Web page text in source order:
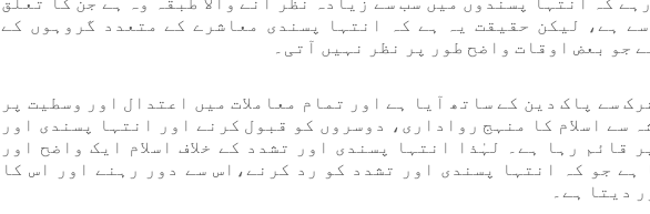
ہے، لیکن حقیقت یہ ہے کہ انتہا پسندی معاشرے کے متعدد گروہوں کے
جو بعض اوقات واضح طور پر نظر نہیں آتی۔
سے پاک دین کے ساتھ آیا ہے اور تمام معاملات میں اعتدال اور وسطیت پر
سے اسلام کا منہج رواداری، دوسروں کو قبول کرنے اور انتہا پسندی اور
قائم رہا ہے۔ لہٰذا انتہا پسندی اور تشدد کے خلاف اسلام ایک واضح اور
ہے جو کہ انتہا پسندی اور تشدد کو رد کرنے،اس سے دور رہنے اور اس کا
دیتا ہے۔